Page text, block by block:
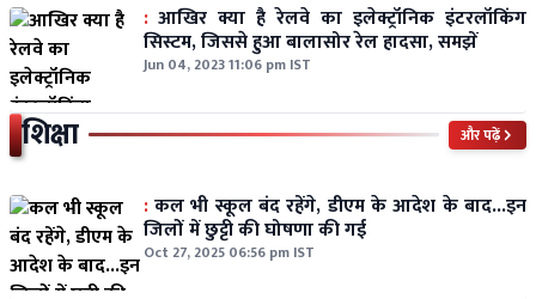
: आखिर क्या है रेलवे का इलेक्ट्रॉनिक इंटरलॉकिंग
सिस्टम, जिससे हुआ बालासोर रेल हादसा, समझें
Jun 04, 2023 11:06 pm IST
शिक्षा और पढ़ें
:कल भी स्कूल बंद रहेंगे, डीएम के आदेश के बाद...इन
जिलों में छुट्टी की घोषणा की गई
Oct 27, 2025 06:56 pm IST